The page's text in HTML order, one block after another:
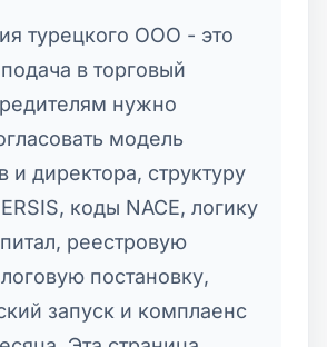
турецкого ООО - это
в торговый
нужно
модель
и директора, структуру
коды NACE, логику
реестровую
постановку,
запуск и комплаенс